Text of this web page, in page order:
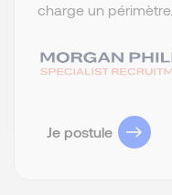
charge un périmètre...
Je postule